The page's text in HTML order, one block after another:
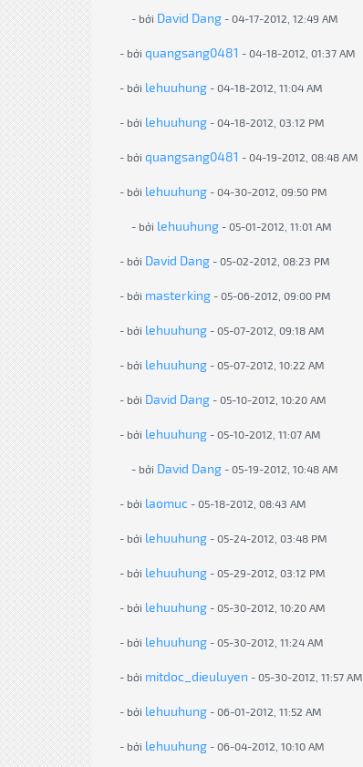
- bởi David Dang- 04-17-2012, 12:49 AM
- bởi quangsang0481 - 04-18-2012, 01:37 AM
- bởi lehuuhung- 04-18-2012, 11:04 AM
- bởi lehuuhung- 04-18-2012, 03:12 PM
- bởi quangsang0481 - 04-19-2012, 08:48 AM
- bởi lehuuhung- 04-30-2012, 09:50 PM
- bởi lehuuhung- 05-01-2012, 11:01 AM
- bởi David Dang- 05-02-2012, 08:23 PM
- bởi masterking- 05-06-2012, 09:00 PM
- bởi lehuuhung- 05-07-2012, 09:18 AM
- bởi lehuuhung- 05-07-2012, 10:22 AM
- bởi David Dang- 05-10-2012, 10:20 AM
- bởi lehuuhung- 05-10-2012, 11:07 AM
- bởi David Dang- 05-19-2012, 10:48 AM
- bởi laomuc - 05-18-2012, 08:43 AM
- bởi lehuuhung- 05-24-2012, 03:48 PM
- bởi lehuuhung- 05-29-2012, 03:12 PM
- bởi lehuuhung- 05-30-2012, 10:20 AM
- bởi lehuuhung- 05-30-2012, 11:24 AM
- bởi mitdoc_dieuluyen - 05-30-2012, 11:57 AM
- bởi lehuuhung- 06-01-2012, 11:52 AM
- bởi lehuuhung- 06-04-2012, 10:10 AM